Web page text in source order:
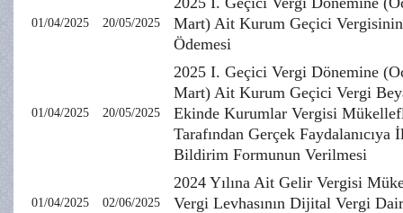
01/04/2025 20/05/2025
Mart) Ait Kurum Geçici Vergisinin
Ödemesi
01/04/2025 20/05/2025
2025 I. Geçici Vergi Dönemine
Mart) Ait Kurum Geçici Vergi
Ekinde Kurumlar Vergisi
Tarafından Gerçek Faydalanıcıya
Bildirim Formunun Verilmesi
01/04/2025 02/06/2025
2024 Yılına Ait Gelir Vergisi
Vergi Levhasının Dijital Vergi